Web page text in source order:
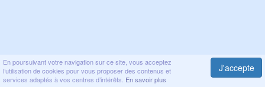
En poursuivant votre navigation sur ce site, vous acceptez
l’utilisation de cookies pour vous proposer des contenus et
services adaptés à vos centres d’intérêts. En savoir plus
J'accepte